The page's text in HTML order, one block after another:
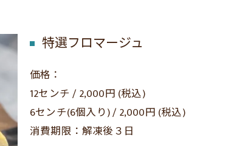
特選フロマージュ
価格：
12センチ / 2,000円 (税込)
6センチ(6個入り) / 2,000円 (税込)
消費期限：解凍後３日